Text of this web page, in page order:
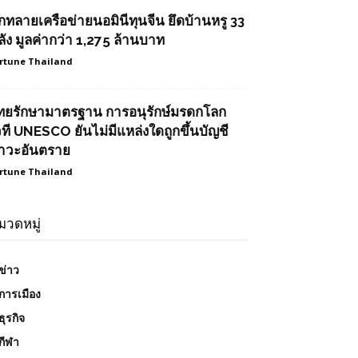
ทลายเครือข่ายนอมินีทุนจีน ยึดบ้านหรู 33
ง มูลค่ากว่า 1,275 ล้านบาท
Thailand
ยรักษามาตรฐาน การอนุรักษ์มรดกโลก
ที UNESCO ยันไม่มีแหล่งใดถูกขึ้นบัญชี
วะอันตราย
Thailand
วดหมู่
าว
ารเมือง
ธุรกิจ
ฬา